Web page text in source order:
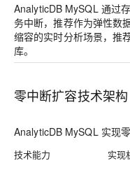
AnalyticDB MySQL 通过
务中断，推荐作为弹性数
缩容的实时分析场景，推
库。
零中断扩容技术架构
AnalyticDB MySQL 实现
技术能力
实现